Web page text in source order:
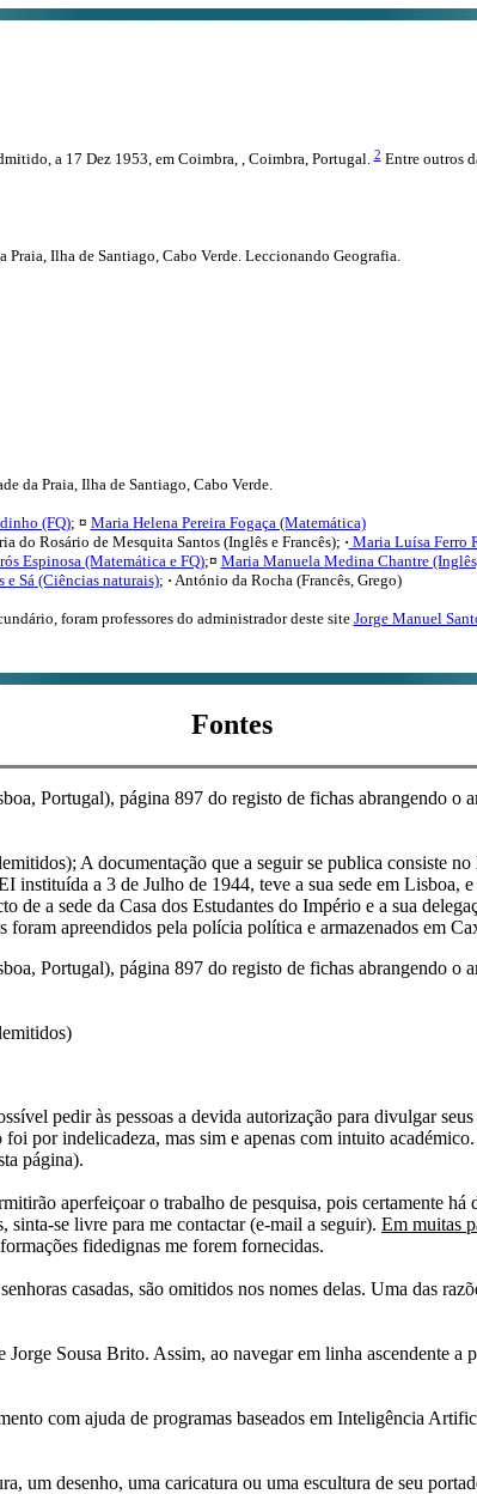
a 17 Dez 1953, em Coimbra, , Coimbra, Portugal.2Entre outros
Ilha de Santiago, Cabo Verde. Leccionando Geografia.
da Praia, Ilha de Santiago, Cabo Verde.
(FQ); ¤ Maria Helena Pereira Fogaça (Matemática)
do Rosário de Mesquita Santos (Inglês e Francês); · Maria Luísa Ferro
Espinosa (Matemática e FQ);¤ Maria Manuela Medina Chantre
e Sá (Ciências naturais); · António da Rocha (Francês, Grego)
foram professores do administrador deste site Jorge Manuel
Fontes
Portugal), página 897 do registo de fichas abrangendo o
A documentação que a seguir se publica consiste
a 3 de Julho de 1944, teve a sua sede em Lisboa,
a sede da Casa dos Estudantes do Império e a sua
apreendidos pela polícia política e armazenados em
Portugal), página 897 do registo de fichas abrangendo o
pedir às pessoas a devida autorização para divulgar
por indelicadeza, mas sim e apenas com intuito
página).
aperfeiçoar o trabalho de pesquisa, pois certamente
se livre para me contactar (e-mail a seguir). Em muitas
fidedignas me forem fornecidas.
casadas, são omitidos nos nomes delas. Uma das
Sousa Brito. Assim, ao navegar em linha ascendente
com ajuda de programas baseados em Inteligência
um desenho, uma caricatura ou uma escultura de seu